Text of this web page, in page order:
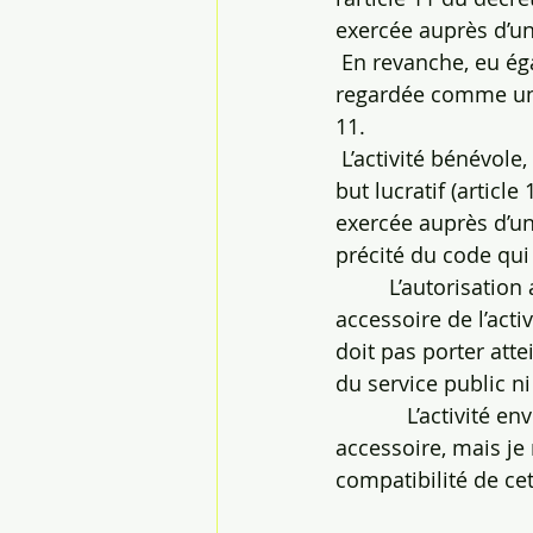
exercée auprès
En revanche, eu
regardée comme
11.
L’activité
but lucratif (article
exercée auprès
précité du code
L’autorisation
accessoire de
doit pas porter
du service public
L’activité
accessoire, mais
compatibilité de